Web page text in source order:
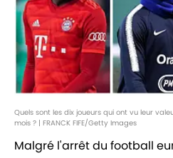
Quels sont les dix joueurs qui ont vu leur
mois ? | FRANCK FIFE/Getty Images
Malgré l'arrêt du football